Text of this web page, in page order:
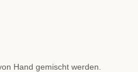
Hand gemischt werden.